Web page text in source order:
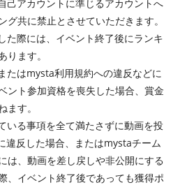
己アカウントに準じるアカウントへ
グ共に禁止とさせていただきます。
た際には、イベント終了後にランキ
ります。
たはmysta利用規約への違反などに
ント参加資格を喪失した場合、賞金
す。
いる事項を全て満たさずに動画を投
違反した場合、またはmystaチーム
は、動画を差し戻しや非公開にする
、イベント終了後であっても獲得ポ